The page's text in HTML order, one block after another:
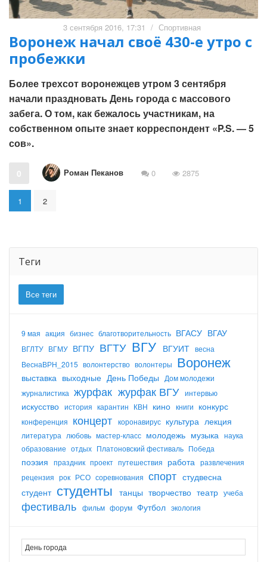
3 сентября 2016, 17:31 / Спортивная
Воронеж начал своё 430-е утро с
пробежки
Более трехсот воронежцев утром 3 сентября
начали праздновать День города с массового
забега. О том, как бежалось участникам, на
собственном опыте знает корреспондент «P.S. — 5
сов».
0 Роман Пеканов 0 2875
1 2
Теги
Все теги
9 мая акция бизнес благотворительность ВГАСУ ВГАУ
ВГЛТУ ВГМУ ВГПУ ВГТУ ВГУ ВГУИТ весна
ВеснаВРН_2015 волонтерство волонтеры Воронеж
выставка выходные День Победы
Дом молодежи
журналистика журфак журфак ВГУ интервью
искусство история карантин КВН кино книги конкурс
конференция концерт коронавирус культура лекция
литература любовь мастер-класс молодежь музыка наука
образование отдых Платоновский фестиваль Победа
поэзия праздник проект путешествия работа развлечения
рецензия рок РСО соревнования спорт студвесна
студент студенты танцы творчество театр учеба
фестиваль фильм форум Футбол экология